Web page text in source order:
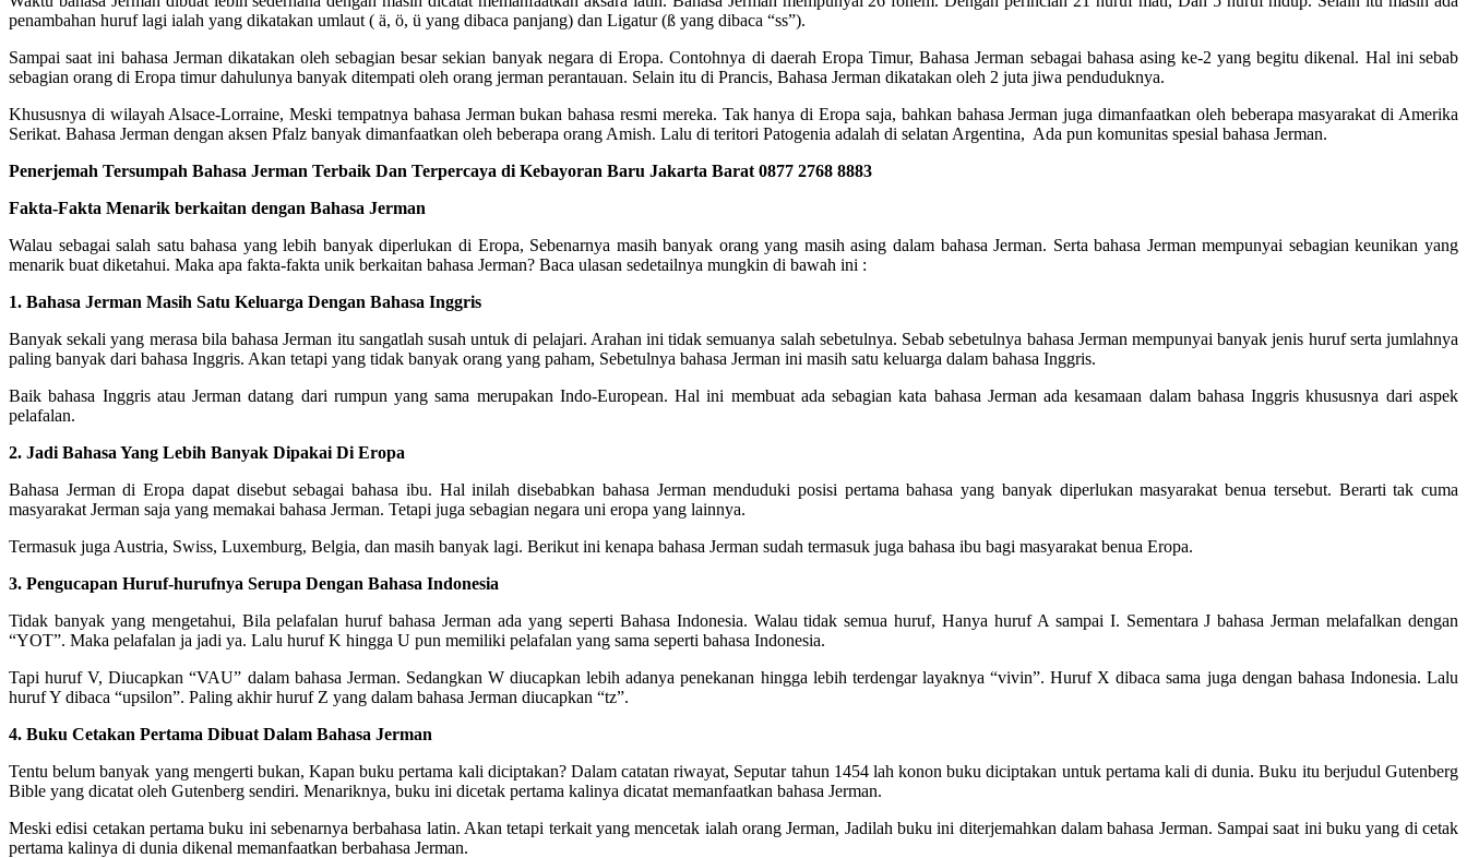
penambahan huruf lagi ialah yang dikatakan umlaut ( ä, ö, ü yang dibaca panjang) dan Ligatur (ß yang dibaca “ss”).
Sampai saat ini bahasa Jerman dikatakan oleh sebagian besar sekian banyak negara di Eropa. Contohnya di daerah Eropa Timur, Bahasa Jerman sebagai bahasa asing ke-2 yang begitu dikenal. Hal ini sebab
sebagian orang di Eropa timur dahulunya banyak ditempati oleh orang jerman perantauan. Selain itu di Prancis, Bahasa Jerman dikatakan oleh 2 juta jiwa penduduknya.
Khususnya di wilayah Alsace-Lorraine, Meski tempatnya bahasa Jerman bukan bahasa resmi mereka. Tak hanya di Eropa saja, bahkan bahasa Jerman juga dimanfaatkan oleh beberapa masyarakat di Amerika
Serikat. Bahasa Jerman dengan aksen Pfalz banyak dimanfaatkan oleh beberapa orang Amish. Lalu di teritori Patogenia adalah di selatan Argentina, Ada pun komunitas spesial bahasa Jerman.
Penerjemah Tersumpah Bahasa Jerman Terbaik Dan Terpercaya di Kebayoran Baru Jakarta Barat 0877 2768 8883
Fakta-Fakta Menarik berkaitan dengan Bahasa Jerman
Walau sebagai salah satu bahasa yang lebih banyak diperlukan di Eropa, Sebenarnya masih banyak orang yang masih asing dalam bahasa Jerman. Serta bahasa Jerman mempunyai sebagian keunikan yang
menarik buat diketahui. Maka apa fakta-fakta unik berkaitan bahasa Jerman? Baca ulasan sedetailnya mungkin di bawah ini :
1. Bahasa Jerman Masih Satu Keluarga Dengan Bahasa Inggris
Banyak sekali yang merasa bila bahasa Jerman itu sangatlah susah untuk di pelajari. Arahan ini tidak semuanya salah sebetulnya. Sebab sebetulnya bahasa Jerman mempunyai banyak jenis huruf serta jumlahnya
paling banyak dari bahasa Inggris. Akan tetapi yang tidak banyak orang yang paham, Sebetulnya bahasa Jerman ini masih satu keluarga dalam bahasa Inggris.
Baik bahasa Inggris atau Jerman datang dari rumpun yang sama merupakan Indo-European. Hal ini membuat ada sebagian kata bahasa Jerman ada kesamaan dalam bahasa Inggris khususnya dari aspek
pelafalan.
2. Jadi Bahasa Yang Lebih Banyak Dipakai Di Eropa
Bahasa Jerman di Eropa dapat disebut sebagai bahasa ibu. Hal inilah disebabkan bahasa Jerman menduduki posisi pertama bahasa yang banyak diperlukan masyarakat benua tersebut. Berarti tak cuma
masyarakat Jerman saja yang memakai bahasa Jerman. Tetapi juga sebagian negara uni eropa yang lainnya.
Termasuk juga Austria, Swiss, Luxemburg, Belgia, dan masih banyak lagi. Berikut ini kenapa bahasa Jerman sudah termasuk juga bahasa ibu bagi masyarakat benua Eropa.
3. Pengucapan Huruf-hurufnya Serupa Dengan Bahasa Indonesia
Tidak banyak yang mengetahui, Bila pelafalan huruf bahasa Jerman ada yang seperti Bahasa Indonesia. Walau tidak semua huruf, Hanya huruf A sampai I. Sementara J bahasa Jerman melafalkan dengan
“YOT”. Maka pelafalan ja jadi ya. Lalu huruf K hingga U pun memiliki pelafalan yang sama seperti bahasa Indonesia.
Tapi huruf V, Diucapkan “VAU” dalam bahasa Jerman. Sedangkan W diucapkan lebih adanya penekanan hingga lebih terdengar layaknya “vivin”. Huruf X dibaca sama juga dengan bahasa Indonesia. Lalu
huruf Y dibaca “upsilon”. Paling akhir huruf Z yang dalam bahasa Jerman diucapkan “tz”.
4. Buku Cetakan Pertama Dibuat Dalam Bahasa Jerman
Tentu belum banyak yang mengerti bukan, Kapan buku pertama kali diciptakan? Dalam catatan riwayat, Seputar tahun 1454 lah konon buku diciptakan untuk pertama kali di dunia. Buku itu berjudul Gutenberg
Bible yang dicatat oleh Gutenberg sendiri. Menariknya, buku ini dicetak pertama kalinya dicatat memanfaatkan bahasa Jerman.
Meski edisi cetakan pertama buku ini sebenarnya berbahasa latin. Akan tetapi terkait yang mencetak ialah orang Jerman, Jadilah buku ini diterjemahkan dalam bahasa Jerman. Sampai saat ini buku yang di cetak
pertama kalinya di dunia dikenal memanfaatkan berbahasa Jerman.